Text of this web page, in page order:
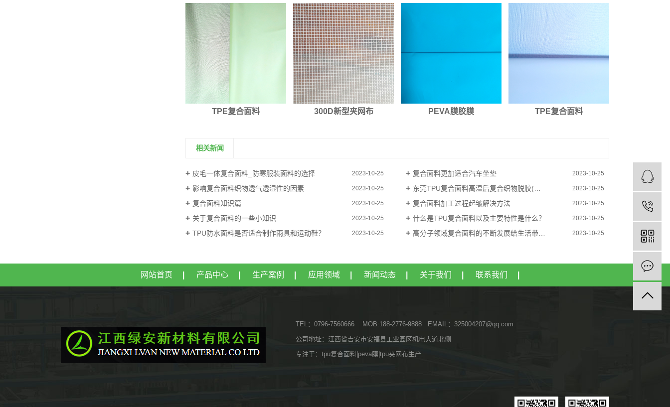
TPE复合面料 300D新型夹网布 PEVA膜胶膜 TPE复合面料
相关新闻
皮毛一体复合面料_防寒服装面料的选择 2023-10-25 复合面料更加适合汽车坐垫 2023-10-25
影响复合面料织物透气透湿性的因素 2023-10-25 东莞TPU复合面料高温后复合织物脱胶(东莞TPU复合面料织物分层怎么办) 2023-10-25
复合面料知识篇 2023-10-25 复合面料加工过程起皱解决方法 2023-10-25
关于复合面料的一些小知识 2023-10-25 什么是TPU复合面料以及主要特性是什么？ 2023-10-25
TPU防水面料是否适合制作雨具和运动鞋？ 2023-10-25 高分子领域复合面料的不断发展给生活带了许多改变 2023-10-25
网站首页 产品中心 生产案例 应用领域 新闻动态 关于我们 联系我们
TEL：0796-7560666 MOB:188-2776-9888 EMAIL：325004207@qq.com
公司地址：江西省吉安市安福县工业园区机电大道北侧
专注于：tpu复合面料|peva膜|tpu夹网布生产